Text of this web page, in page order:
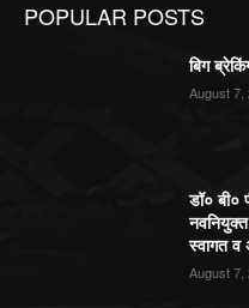
POPULAR POSTS
बिग
August 7,
डॉ० बी०
स्वागत व
August 7,